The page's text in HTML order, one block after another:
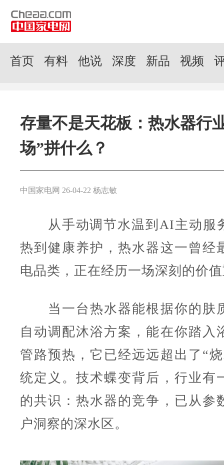
首页 有料 他说 深度 新品 视频
存量不是天花板：热水器行
场”拼什么？
中国家电网 26-04-22 杨志敏
从手动调节水温到AI主动服
热到健康养护，热水器这一曾经
电品类，正在经历一场深刻的价
当一台热水器能根据你的肤
自动调配沐浴方案，能在你踏入
管路预热，它已经远远超出了“
统定义。技术蝶变背后，行业有
的共识：热水器的竞争，已从参
户洞察的深水区。